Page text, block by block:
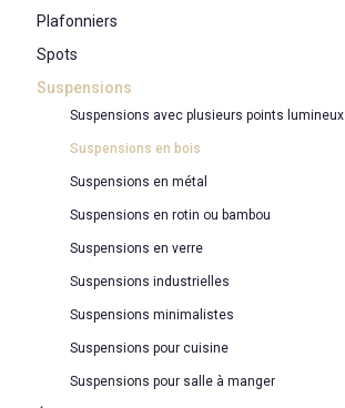
Plafonniers
Spots
Suspensions
Suspensions avec plusieurs points lumineux
Suspensions en bois
Suspensions en métal
Suspensions en rotin ou bambou
Suspensions en verre
Suspensions industrielles
Suspensions minimalistes
Suspensions pour cuisine
Suspensions pour salle à manger